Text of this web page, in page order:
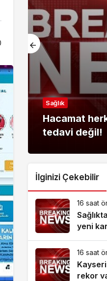
Sağlık
Hacamat
tedavi değil!
İlginizi Çekebilir
16 saat
yeni
16 saat
rekor